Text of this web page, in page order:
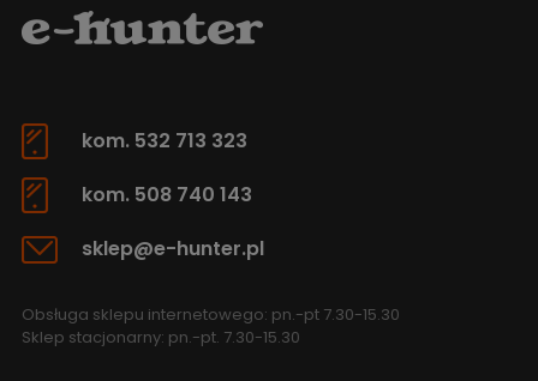
kom. 532 713 323
kom. 508 740 143
sklep@e-hunter.pl
Obsługa sklepu internetowego: pn.-pt 7.30-15.30
Sklep stacjonarny: pn.-pt. 7.30-15.30